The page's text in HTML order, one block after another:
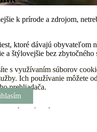
k prírode a zdrojom,
ktoré dávajú obyvateľom
a štýlovejšie bez zbytočného
dizajnérov, vyrobeného
nepoužije aspoň 30-krát,
s využívaním súborov
Ich používanie môžete
prehliadača.